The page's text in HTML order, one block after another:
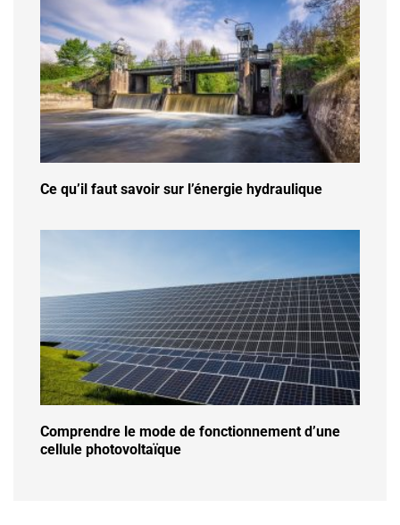
Ce qu’il faut savoir sur l’énergie hydraulique
Comprendre le mode de fonctionnement d’une
cellule photovoltaïque